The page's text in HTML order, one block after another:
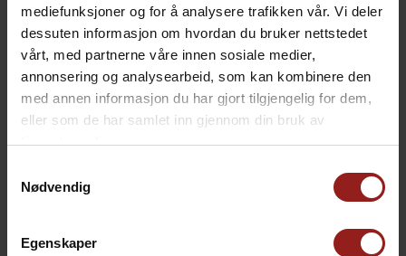
mediefunksjoner og for å analysere trafikken vår. Vi deler
dessuten informasjon om hvordan du bruker nettstedet
vårt, med partnerne våre innen sosiale medier,
annonsering og analysearbeid, som kan kombinere den
med annen informasjon du har gjort tilgjengelig for dem,
eller som de har samlet inn gjennom din bruk av
tjenestene deres.
Nødvendig
Egenskaper